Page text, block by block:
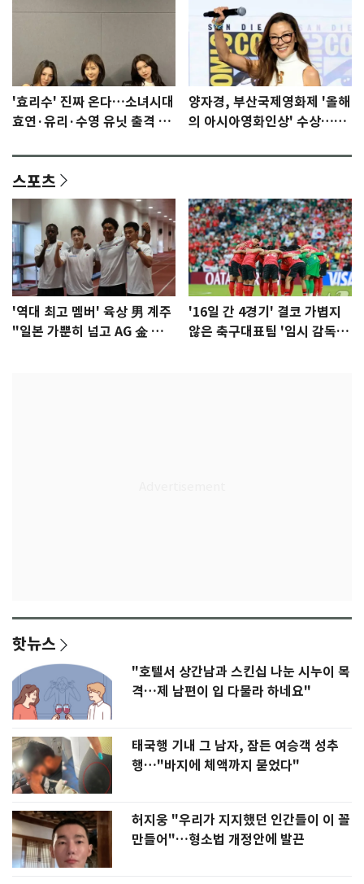
'효리수' 진짜 온다…소녀시대
효연·유리·수영 유닛 출격 [N
양자경, 부산국제영화제 '올해
의 아시아영화인상' 수상…15
스포츠
'역대 최고 멤버' 육상 男 계주
"일본 가뿐히 넘고 AG 金 따겠
'16일 간 4경기' 결코 가볍지
않은 축구대표팀 '임시 감독'
핫뉴스
"호텔서 상간남과 스킨십 나눈 시누이 목
격…제 남편이 입 다물라 하네요"
태국행 기내 그 남자, 잠든 여승객 성추
행…"바지에 체액까지 묻었다"
허지웅 "우리가 지지했던 인간들이 이 꼴
만들어"…형소법 개정안에 발끈